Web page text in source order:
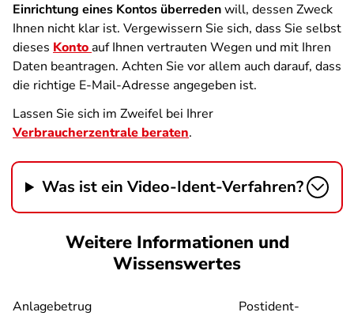
Einrichtung eines Kontos überredenwill, dessen Zweck
Ihnen nicht klar ist. Vergewissern Sie sich, dass Sie selbst
dieses Kontoauf Ihnen vertrauten Wegen und mit Ihren
Daten beantragen. Achten Sie vor allem auch darauf, dass
die richtige E-Mail-Adresse angegeben ist.
Lassen Sie sich im Zweifel bei Ihrer
Verbraucherzentrale beraten.
Was ist ein Video-Ident-Verfahren?
Weitere Informationen und
Wissenswertes
Anlagebetrug
Postident-